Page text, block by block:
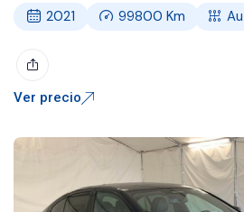
2021 99800 Km
Ver precio